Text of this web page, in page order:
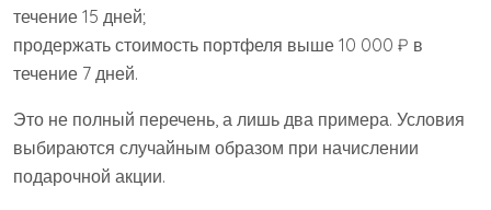
течение 15 дней;
продержать стоимость портфеля выше 10 000 ₽ в
течение 7 дней.
Это не полный перечень, а лишь два примера. Условия
выбираются случайным образом при начислении
подарочной акции.